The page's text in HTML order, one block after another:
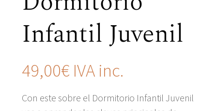
Infantil Juvenil
49,00€ IVA inc.
Con este sobre el Dormitorio Infantil Juvenil